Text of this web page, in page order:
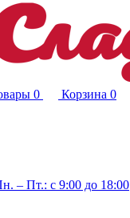
0 Корзина 0
– Пт.: с 9:00 до 18:00